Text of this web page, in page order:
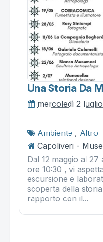
Una Storia Da
mercoledì 2
Ambiente , Altro
Capoliveri -
Dal 12 maggio al
ore 10:30 , vi
escursione e
scoperta della
rapporto con il...